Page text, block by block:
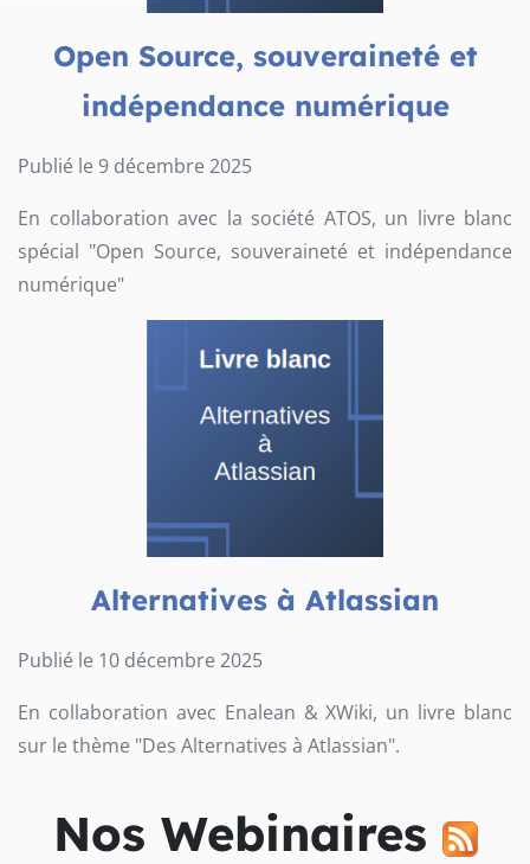
Open Source, souveraineté et
indépendance numérique
Publié le 9 décembre 2025
En collaboration avec la société ATOS, un livre blanc
spécial "Open Source, souveraineté et indépendance
numérique"
Alternatives à Atlassian
Publié le 10 décembre 2025
En collaboration avec Enalean & XWiki, un livre blanc
sur le thème "Des Alternatives à Atlassian".
Nos Webinaires